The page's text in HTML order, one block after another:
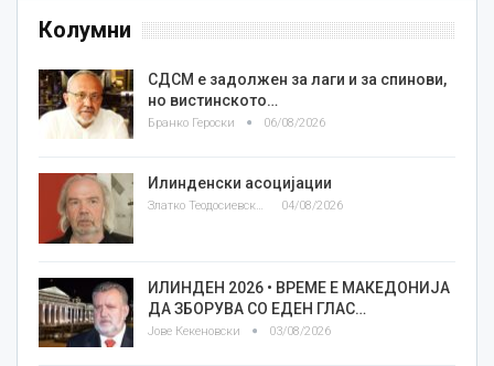
Колумни
СДСМ е задолжен за лаги и за спинови,
но вистинското…
Бранко Героски 06/08/2026
Илинденски асоцијации
Златко Теодосиевски 04/08/2026
ИЛИНДЕН 2026 • ВРЕМЕ Е МАКЕДОНИЈА
ДА ЗБОРУВА СО ЕДЕН ГЛАС…
Јове Кекеновски 03/08/2026